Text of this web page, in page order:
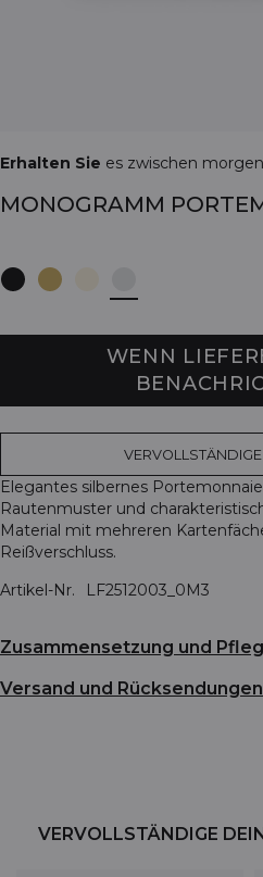
Erhalten Sie es zwischen
MONOGRAMM
WENN
Elegantes silbernes
Rautenmuster und
Material mit mehreren
Reißverschluss.
Artikel-Nr.
LF2512003_0M3
Zusammensetzung und
Versand und Rücksendungen
VERVOLLSTÄNDIGE